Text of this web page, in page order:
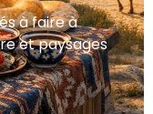
à faire à
et paysages